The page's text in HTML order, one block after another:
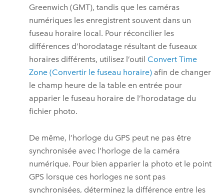
Greenwich (GMT), tandis que les caméras
numériques les enregistrent souvent dans un
fuseau horaire local. Pour réconcilier les
différences d’horodatage résultant de fuseaux
horaires différents, utilisez l’outil Convert Time
Zone (Convertir le fuseau horaire) afin de changer
le champ heure de la table en entrée pour
apparier le fuseau horaire de l’horodatage du
fichier photo.
De même, l’horloge du GPS peut ne pas être
synchronisée avec l’horloge de la caméra
numérique. Pour bien apparier la photo et le point
GPS lorsque ces horloges ne sont pas
synchronisées, déterminez la différence entre les